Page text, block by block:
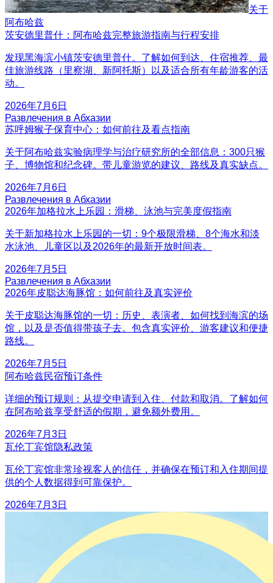
关于
阿布哈兹
茨安德里普什：阿布哈兹完整旅游指南与行程安排
发现黑海滨小镇茨安德里普什。了解如何到达、住宿推荐、最
佳旅游线路（里察湖、新阿托斯）以及适合所有年龄游客的活
动。
2026年7月6日
Развлечения в Абхазии
苏呼姆猴子保育中心：如何前往及看点指南
关于阿布哈兹实验病理学与治疗研究所的全部信息：300只猴
子、博物馆和纪念碑。带儿童游览的建议、路线及真实缺点。
2026年7月6日
Развлечения в Абхазии
2026年加格拉水上乐园：滑梯、泳池与完美度假指南
关于新加格拉水上乐园的一切：9个极限滑梯、8个海水和淡
水泳池、儿童区以及2026年的最新开放时间表。
2026年7月5日
Развлечения в Абхазии
2026年皮聪达海豚馆：如何前往及真实评价
关于皮聪达海豚馆的一切：历史、表演者、如何找到海滨的场
馆，以及是否值得带孩子去。包含真实评价、游客建议和便捷
路线。
2026年7月5日
阿布哈兹民宿预订条件
详细的预订规则：从提交申请到入住、付款和取消。了解如何
在阿布哈兹享受舒适的假期，避免额外费用。
2026年7月3日
瓦伦丁宾馆隐私政策
瓦伦丁宾馆非常珍视客人的信任，并确保在预订和入住期间提
供的个人数据得到可靠保护。
2026年7月3日